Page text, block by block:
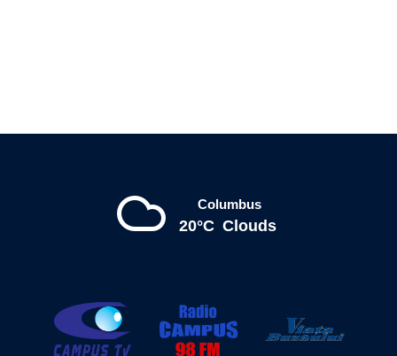
Columbus
20°C Clouds